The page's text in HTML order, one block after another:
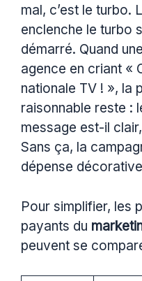
mal, c’est le turbo.
enclenche le turbo
démarré. Quand
agence en criant «
nationale TV ! », la
raisonnable reste :
message est-il
Sans ça, la
dépense
Pour simplifier, les
payants du
peuvent se